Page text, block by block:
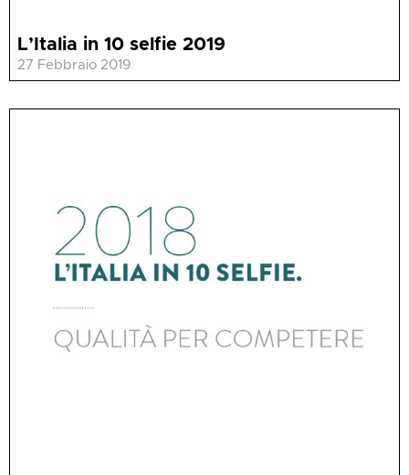
L’Italia in 10 selfie 2019
27 Febbraio 2019